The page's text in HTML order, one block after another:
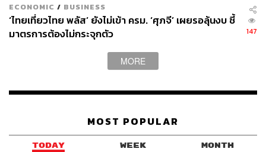
ECONOMIC / BUSINESS
‘ไทยเที่ยวไทย พลัส’ ยังไม่เข้า ครม. ‘ศุภจี’ เผยรอลุ้นงบ ชี้
มาตรการต้องไม่กระจุกตัว
147
MORE
MOST POPULAR
TODAY WEEK MONTH